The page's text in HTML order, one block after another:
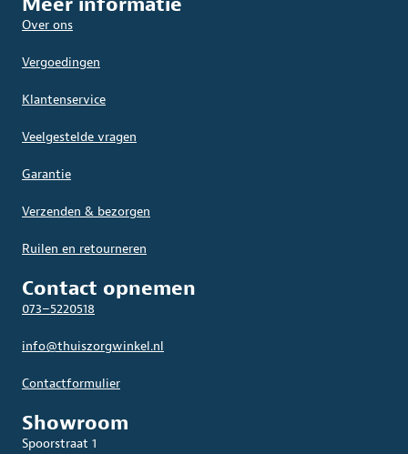
Over ons
Vergoedingen
Klantenservice
Veelgestelde vragen
Garantie
Verzenden & bezorgen
Ruilen en retourneren
Contact opnemen
073–5220518
info@thuiszorgwinkel.nl
Contactformulier
Showroom
Spoorstraat 1